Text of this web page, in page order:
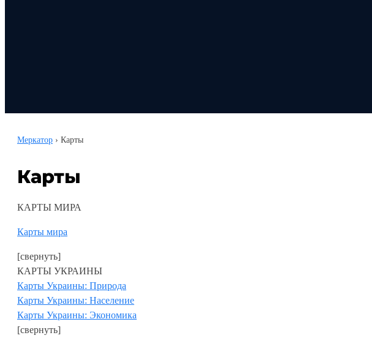
Меркатор › Карты
Карты
КАРТЫ МИРА
Карты мира
[свернуть]
КАРТЫ УКРАИНЫ
Карты Украины: Природа
Карты Украины: Население
Карты Украины: Экономика
[свернуть]